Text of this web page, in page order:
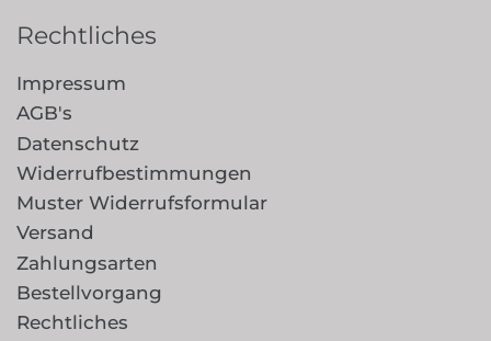
Rechtliches
Impressum
AGB's
Datenschutz
Widerrufbestimmungen
Muster Widerrufsformular
Versand
Zahlungsarten
Bestellvorgang
Rechtliches